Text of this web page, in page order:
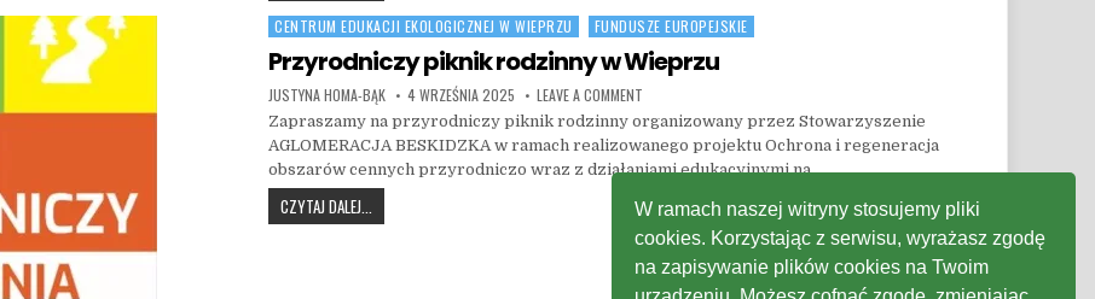
Posted in
CENTRUM EDUKACJI EKOLOGICZNEJ W WIEPRZU FUNDUSZE EUROPEJSKIE
Przyrodniczy piknik rodzinny w Wieprzu
AUTHOR:
JUSTYNA HOMA-BĄK PUBLISHED DATE:
4 WRZEŚNIA 2025 LEAVE A COMMENT
Zapraszamy na przyrodniczy piknik rodzinny organizowany przez Stowarzyszenie
AGLOMERACJA BESKIDZKA w ramach realizowanego projektu Ochrona i regeneracja
obszarów cennych przyrodniczo wraz z działaniami edukacyjnymi na…
CZYTAJ DALEJ... PRZYRODNICZY PIKNIK RODZINNY W WIEPRZUW ramach naszej witryny stosujemy pliki
cookies. Korzystając z serwisu, wyrażasz zgodę
na zapisywanie plików cookies na Twoim